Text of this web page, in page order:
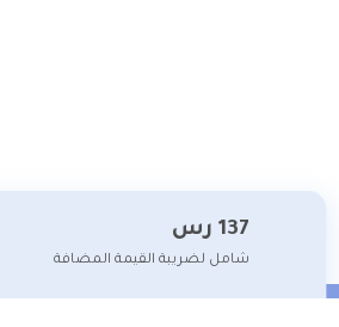
137 رس
شامل لضريبة القيمة المضافة